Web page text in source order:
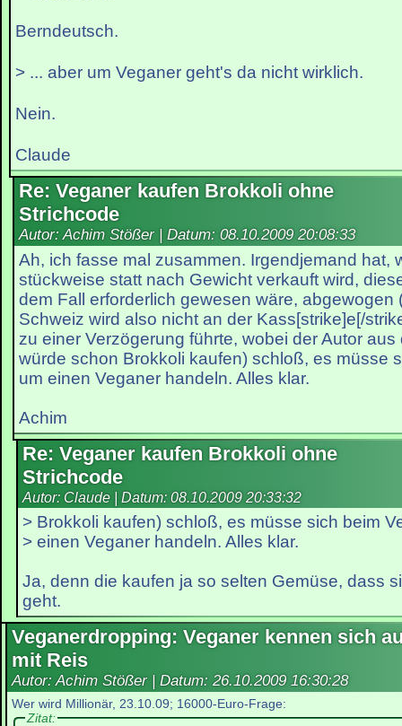
Berndeutsch.
> ... aber um Veganer geht's da nicht wirklich.
Nein.
Claude
Re: Veganer kaufen Brokkoli ohne
Strichcode
Autor: Achim Stößer | Datum: 08.10.2009 20:08:33
Ah, ich fasse mal zusammen. Irgendjemand hat,
stückweise statt nach Gewicht verkauft wird,
dem Fall erforderlich gewesen wäre, abgewogen
Schweiz wird also nicht an der Kass[strike]e[/
zu einer Verzögerung führte, wobei der Autor
würde schon Brokkoli kaufen) schloß, es müsse
um einen Veganer handeln. Alles klar.
Achim
Re: Veganer kaufen Brokkoli ohne
Strichcode
Autor: Claude | Datum: 08.10.2009 20:33:32
> Brokkoli kaufen) schloß, es müsse sich beim
> einen Veganer handeln. Alles klar.
Ja, denn die kaufen ja so selten Gemüse, dass
geht.
Veganerdropping: Veganer kennen sich
mit Reis
Autor: Achim Stößer | Datum: 26.10.2009 16:30:28
Wer wird Millionär, 23.10.09; 16000-Euro-Frage:
Zitat: